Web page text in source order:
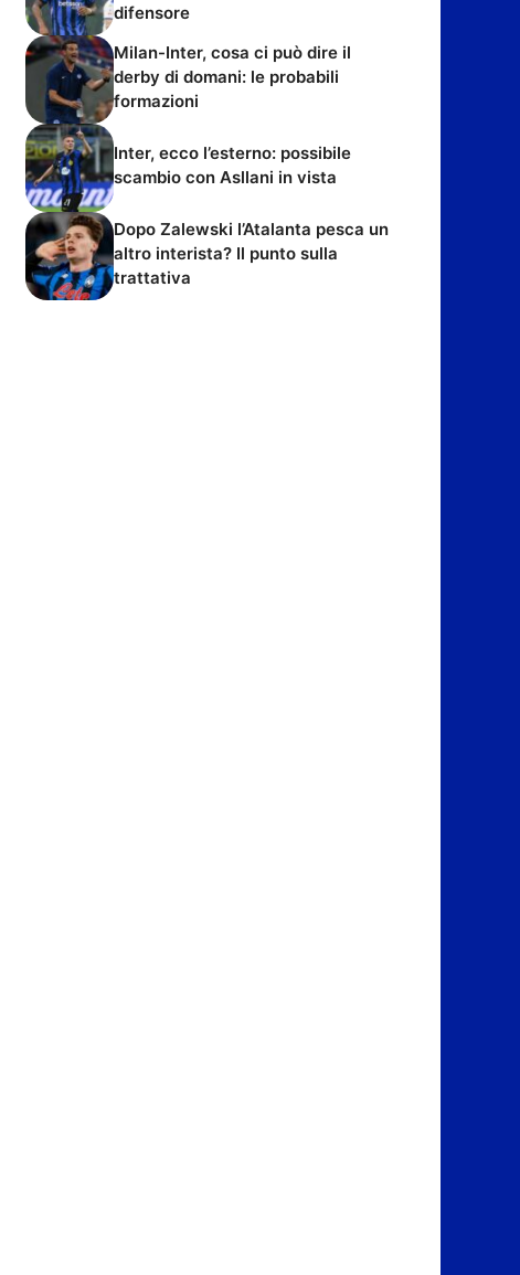
difensore
Milan-Inter, cosa ci può dire il
derby di domani: le probabili
formazioni
Inter, ecco l’esterno: possibile
scambio con Asllani in vista
Dopo Zalewski l’Atalanta pesca un
altro interista? Il punto sulla
trattativa